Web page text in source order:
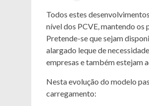
Todos estes
nível dos PCVE, mantendo
Pretende-se que sejam
alargado leque de
empresas e também estejam
Nesta evolução do modelo
carregamento: